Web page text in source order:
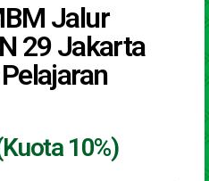
Jalur
29 Jakarta
10%)